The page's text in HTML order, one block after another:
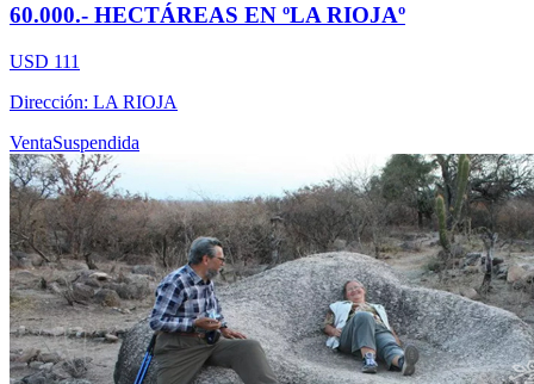
60.000.- HECTÁREAS EN ºLA RIOJAº
USD 111
Dirección: LA RIOJA
VentaSuspendida